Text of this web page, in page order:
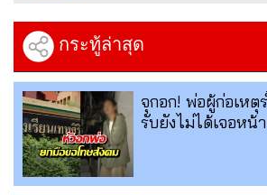
กระทู้ล่าสุด
จุกอก! พ่อผู้ก่อเหตุ
รับยังไม่ได้เจอหน้